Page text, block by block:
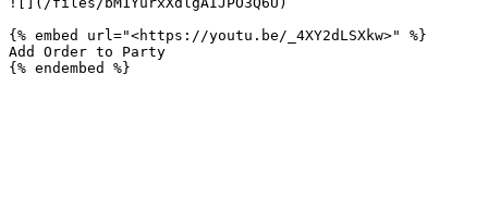
{% embed url="<https://youtu.be/_4XY2dLSXkw>" %}
Add Order to Party